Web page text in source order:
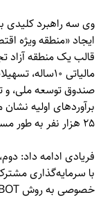
وی سه راهبرد کلیدی
ایجاد «منطقه ویژه
قالب یک منطقه آزاد
صندوق توسعه ملی، و
۲۵ هزار نفر به طور مستقیم شغل ایجاد کند.
فریادی ادامه داد:
با سرمایه‌گذاری